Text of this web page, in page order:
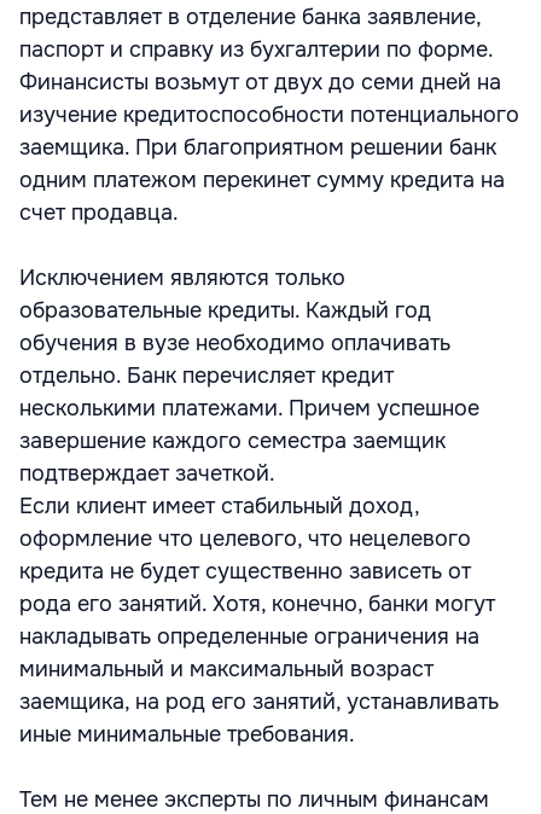
представляет в отделение банка заявление,
паспорт и справку из бухгалтерии по форме.
Финансисты возьмут от двух до семи дней на
изучение кредитоспособности потенциального
заемщика. При благоприятном решении банк
одним платежом перекинет сумму кредита на
счет продавца.
Исключением являются только
образовательные кредиты. Каждый год
обучения в вузе необходимо оплачивать
отдельно. Банк перечисляет кредит
несколькими платежами. Причем успешное
завершение каждого семестра заемщик
подтверждает зачеткой.
Если клиент имеет стабильный доход,
оформление что целевого, что нецелевого
кредита не будет существенно зависеть от
рода его занятий. Хотя, конечно, банки могут
накладывать определенные ограничения на
минимальный и максимальный возраст
заемщика, на род его занятий, устанавливать
иные минимальные требования.
Тем не менее эксперты по личным финансам